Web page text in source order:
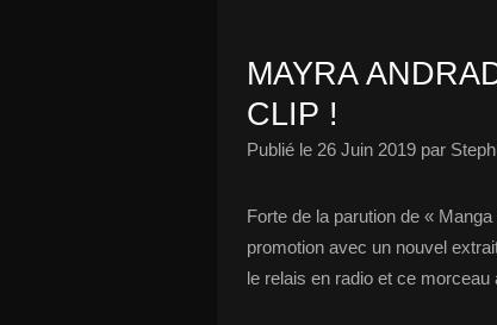
MAYRA
CLIP !
Publié le 26 Juin 2019 par
Forte de la parution de «
promotion avec un nouvel
le relais en radio et ce morceau